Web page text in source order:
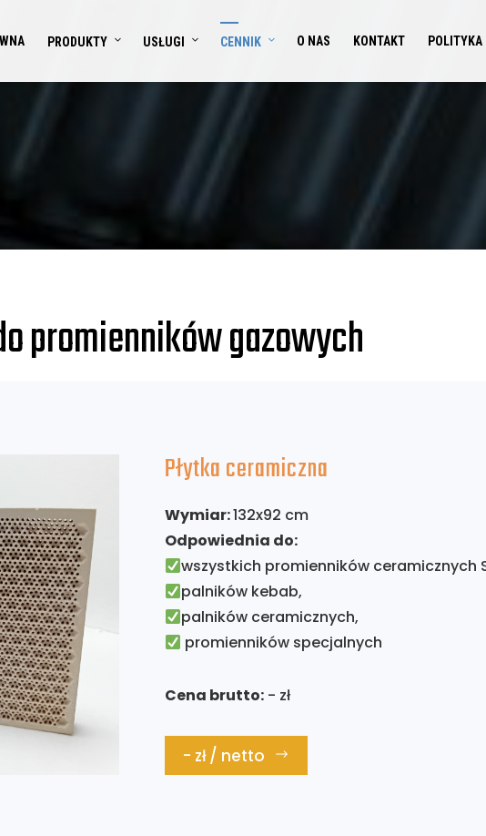
PRODUKTY USŁUGI CENNIK O NAS KONTAKT POLITYKA
promienników gazowych
Płytka ceramiczna
Wymiar:132x92 cm
Odpowiednia do:
wszystkich promienników ceramicznych
palników kebab,
palników ceramicznych,
promienników specjalnych
Cena brutto:- zł
- zł / netto